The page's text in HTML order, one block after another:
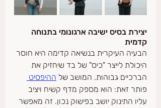
יצירת בסיס ישיבה ארגונומי בתנוחה
קדמית
הבעיה העיקרית בנשיאה קדימה היא חוסר
היכולת לייצר "כיס" של בד שיחזיק את
הברכיים גבוהות. המושב של ההיפסיט
פותר זאת: הוא מספק מדף קשיח ויציב
עליו התינוק יושב בפישוק נכון. זה מאפשר